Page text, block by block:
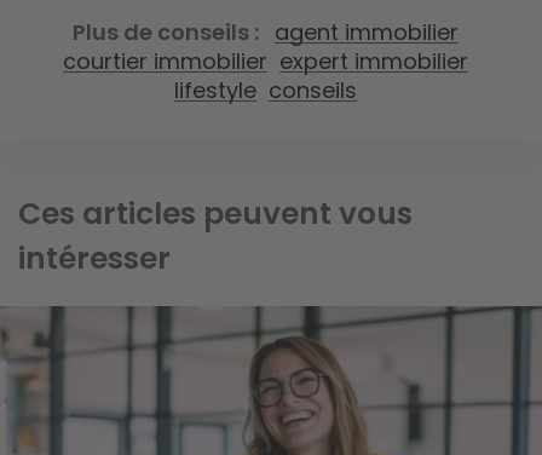
Plus de conseils
agent immobilier
courtier immobilier expert immobilier
lifestyle conseils
Ces articles peuvent vous
intéresser